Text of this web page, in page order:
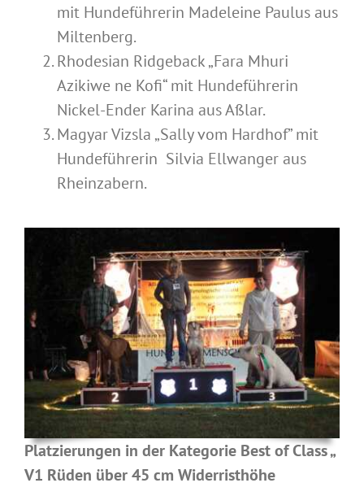
mit Hundeführerin Madeleine Paulus aus
Miltenberg.
Rhodesian Ridgeback „Fara Mhuri
Azikiwe ne Kofi“ mit Hundeführerin
Nickel-Ender Karina aus Aßlar.
Magyar Vizsla „Sally vom Hardhof” mit
Hundeführerin Silvia Ellwanger aus
Rheinzabern.
Platzierungen in der Kategorie Best of Class „
V1 Rüden über 45 cm Widerristhöhe